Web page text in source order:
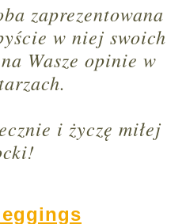
zaprezentowana
w niej swoich
Wasze opinie w
i życzę miłej